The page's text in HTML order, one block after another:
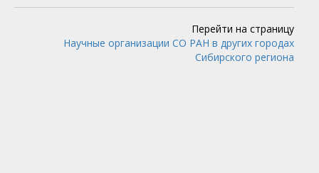
Перейти на страницу
Научные организации СО РАН в других городах
Сибирского региона